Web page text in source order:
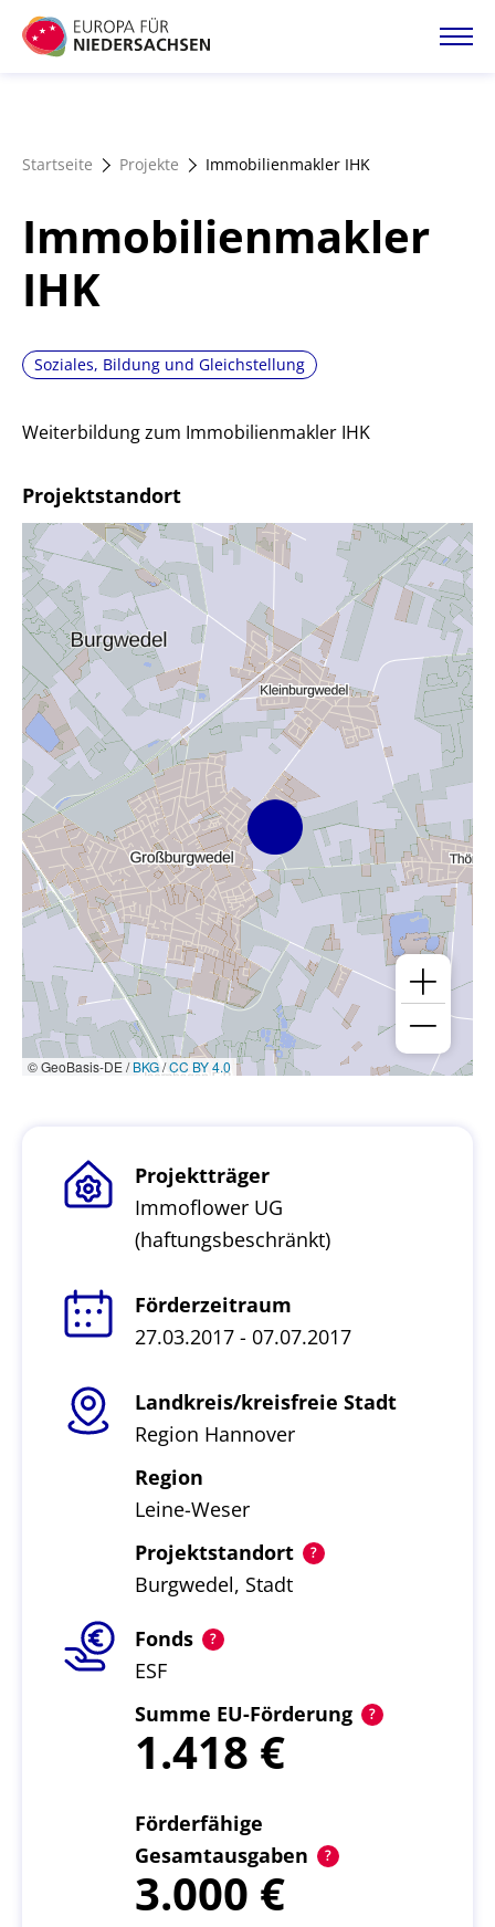
Direkt
zum
Förderangebote
Startseite Projekte Immobilienmakler IHK
Immobilienmakler
IHK
Soziales, Bildung und Gleichstellung
Weiterbildung zum Immobilienmakler IHK
Projektstandort
© GeoBasis-DE /BKG/CC BY 4.0
Projektträger
Immoflower UG
(haftungsbeschränkt)
Förderzeitraum
27.03.2017 - 07.07.2017
Landkreis/kreisfreie Stadt
Region Hannover
Region
Leine-Weser
Projektstandort
Burgwedel, Stadt
Fonds
ESF
Summe EU-Förderung
1.418
Förderfähige
Gesamtausgaben
3.000